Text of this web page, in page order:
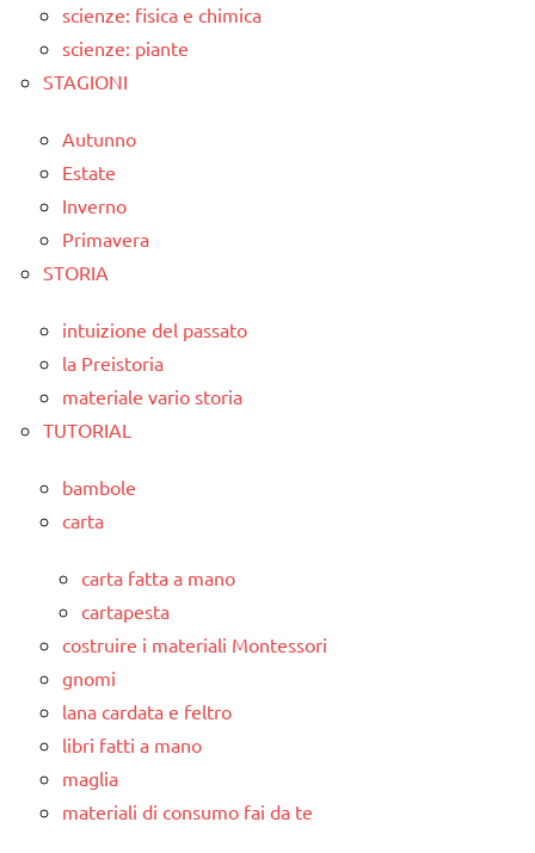
scienze: fisica e chimica
scienze: piante
STAGIONI
Autunno
Estate
Inverno
Primavera
STORIA
intuizione del passato
la Preistoria
materiale vario storia
TUTORIAL
bambole
carta
carta fatta a mano
cartapesta
costruire i materiali Montessori
gnomi
lana cardata e feltro
libri fatti a mano
maglia
materiali di consumo fai da te